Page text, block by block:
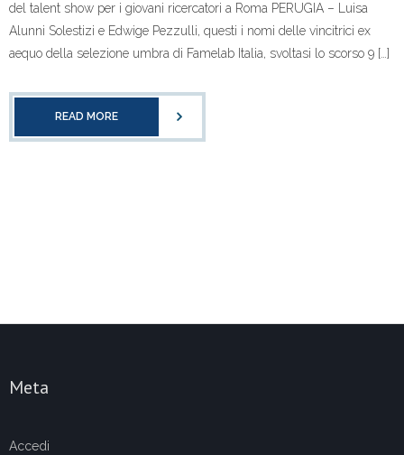
del talent show per i giovani ricercatori a Roma PERUGIA – Luisa
Alunni Solestizi e Edwige Pezzulli, questi i nomi delle vincitrici ex
aequo della selezione umbra di Famelab Italia, svoltasi lo scorso 9 […]
READ MORE
Meta
Accedi